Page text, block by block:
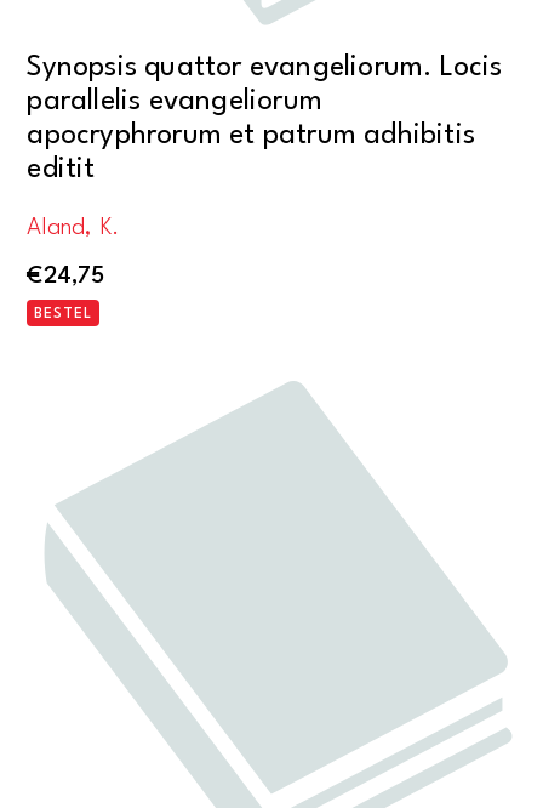
Synopsis quattor evangeliorum. Locis
parallelis evangeliorum
apocryphrorum et patrum adhibitis
editit
Aland, K.
€24,75
BESTEL